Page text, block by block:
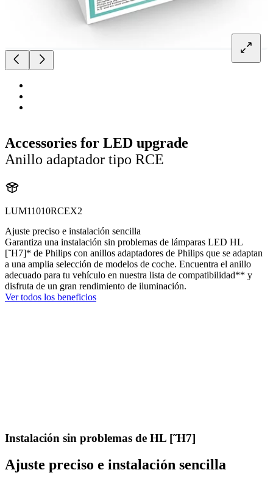
Accessories for LED upgrade
Anillo adaptador tipo RCE
LUM11010RCEX2
Ajuste preciso e instalación sencilla
Garantiza una instalación sin problemas de lámparas LED HL
[˜H7]* de Philips con anillos adaptadores de Philips que se adaptan
a una amplia selección de modelos de coche. Encuentra el anillo
adecuado para tu vehículo en nuestra lista de compatibilidad** y
disfruta de un gran rendimiento de iluminación.
Ver todos los beneficios
Instalación sin problemas de HL [˜H7]
Ajuste preciso e instalación sencilla